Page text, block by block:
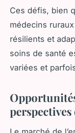
Ces défis, bien
médecins
résilients et
soins de santé
variées et
perspectives